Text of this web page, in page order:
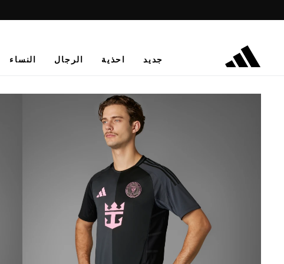
جديد احذية الرجال النساء